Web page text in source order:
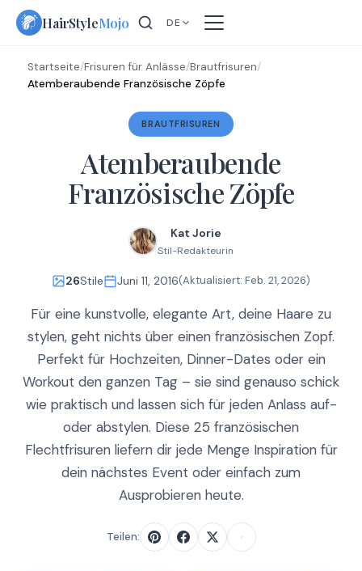
Skip
HairStyleMojo DE
Startseite/Frisuren für Anlässe/Brautfrisuren/
Atemberaubende Französische Zöpfe
BRAUTFRISUREN
Atemberaubende
Französische Zöpfe
Kat Jorie
Stil-Redakteurin
26Stile Juni 11, 2016(Aktualisiert: Feb. 21, 2026)
Für eine kunstvolle, elegante Art, deine Haare zu
stylen, geht nichts über einen französischen Zopf.
Perfekt für Hochzeiten, Dinner-Dates oder ein
Workout den ganzen Tag – sie sind genauso schick
wie praktisch und lassen sich für jeden Anlass auf-
oder abstylen. Diese 25 französischen
Flechtfrisuren liefern dir jede Menge Inspiration für
dein nächstes Event oder einfach zum
Ausprobieren heute.
Teilen: